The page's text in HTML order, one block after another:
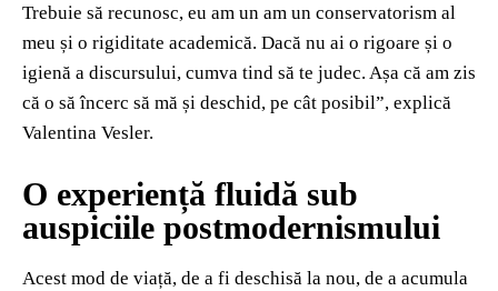
Trebuie să recunosc, eu am un am un conservatorism al
meu și o rigiditate academică. Dacă nu ai o rigoare și o
igienă a discursului, cumva tind să te judec. Așa că am zis
că o să încerc să mă și deschid, pe cât posibil”, explică
Valentina Vesler.
O experiență fluidă sub
auspiciile postmodernismului
Acest mod de viață, de a fi deschisă la nou, de a acumula